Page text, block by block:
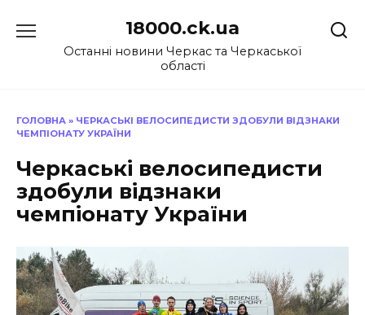
до
18000.ck.ua
Останні новини Черкас та Черкаської
області
ГОЛОВНА » ЧЕРКАСЬКІ ВЕЛОСИПЕДИСТИ ЗДОБУЛИ ВІДЗНАКИ
ЧЕМПІОНАТУ УКРАЇНИ
Черкаські велосипедисти
здобули відзнаки
чемпіонату України